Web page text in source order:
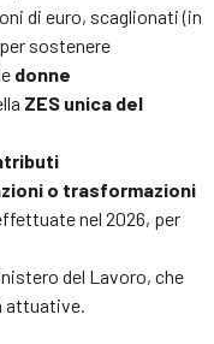
di euro, scaglionati (in
sostenere
donne
ZES unica del
o trasformazioni
nel 2026, per
del Lavoro, che
attuative.